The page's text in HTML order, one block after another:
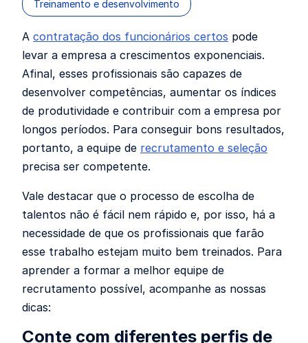
Treinamento e desenvolvimento
A contratação dos funcionários certos pode
levar a empresa a crescimentos exponenciais.
Afinal, esses profissionais são capazes de
desenvolver competências, aumentar os índices
de produtividade e contribuir com a empresa por
longos períodos. Para conseguir bons resultados,
portanto, a equipe de recrutamento e seleção
precisa ser competente.
Vale destacar que o processo de escolha de
talentos não é fácil nem rápido e, por isso, há a
necessidade de que os profissionais que farão
esse trabalho estejam muito bem treinados. Para
aprender a formar a melhor equipe de
recrutamento possível, acompanhe as nossas
dicas:
Conte com diferentes perfis de